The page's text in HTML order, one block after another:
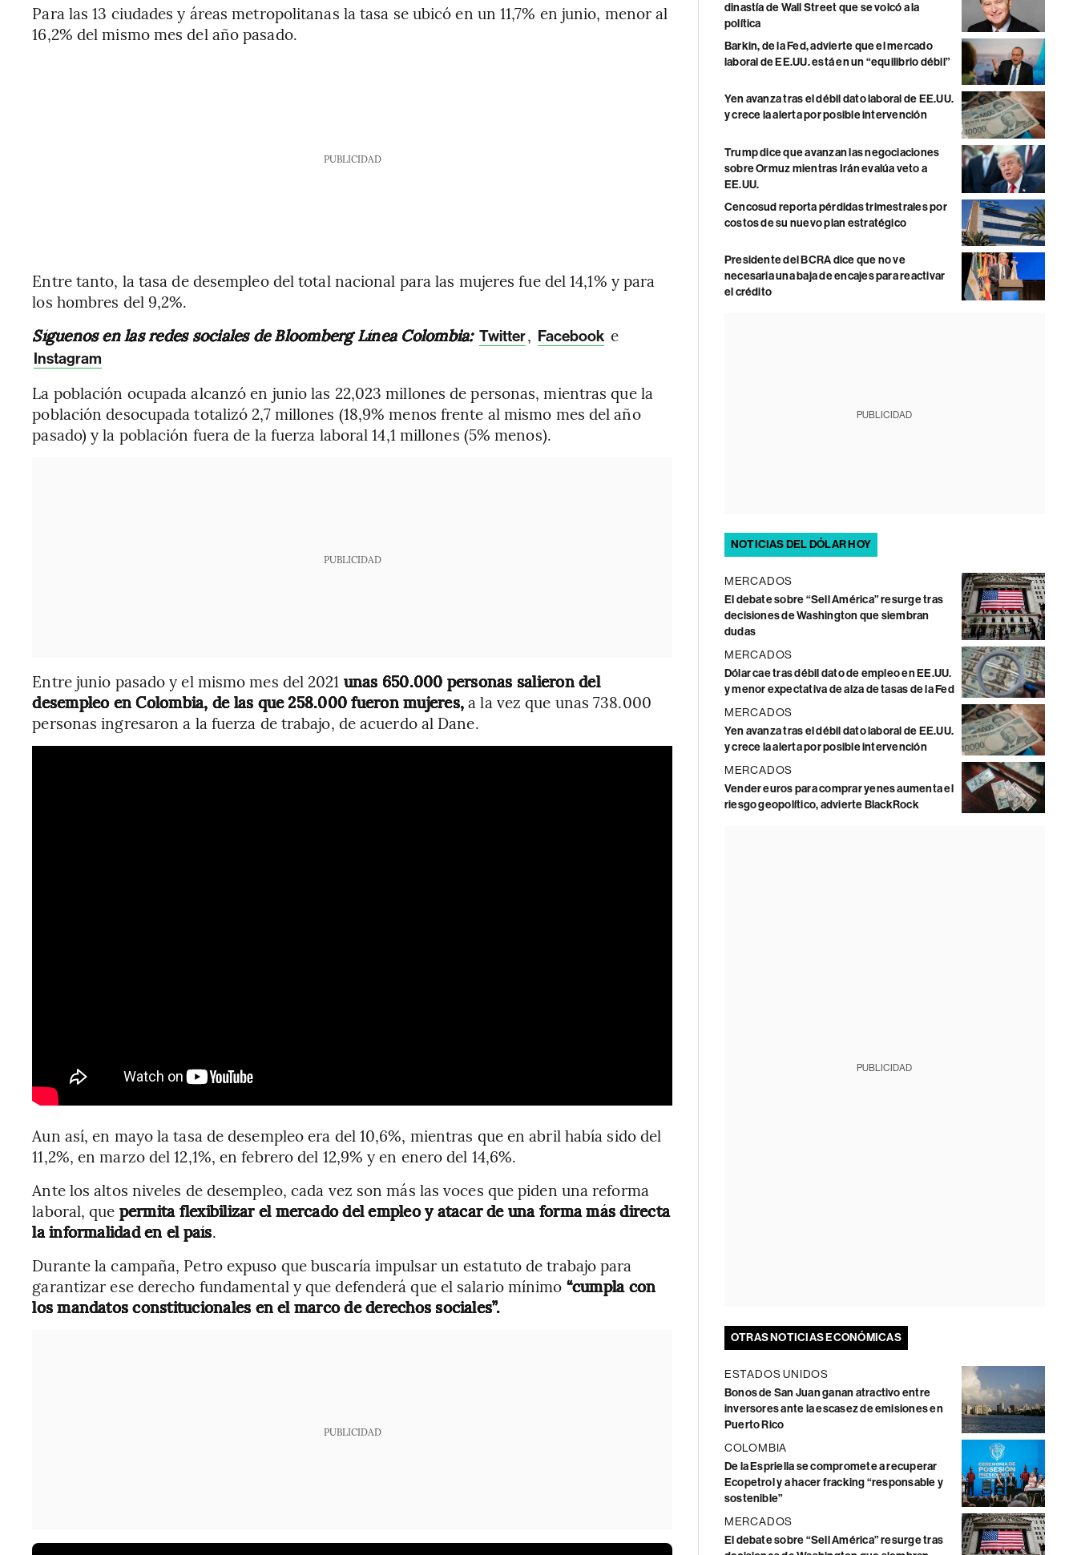
Para las 13 ciudades y áreas metropolitanas la tasa se ubicó en un 11,7% en junio, menor al
16,2% del mismo mes del año pasado.
PUBLICIDAD
Entre tanto, la tasa de desempleo del total nacional para las mujeres fue del 14,1% y para
los hombres del 9,2%.
Síguenos en las redes sociales de Bloomberg Línea Colombia: Twitter, Facebook e
Instagram
La población ocupada alcanzó en junio las 22,023 millones de personas, mientras que la
población desocupada totalizó 2,7 millones (18,9% menos frente al mismo mes del año
pasado) y la población fuera de la fuerza laboral 14,1 millones (5% menos).
PUBLICIDAD
Entre junio pasado y el mismo mes del 2021 unas 650.000 personas salieron del
desempleo en Colombia, de las que 258.000 fueron mujeres,a la vez que unas 738.000
personas ingresaron a la fuerza de trabajo, de acuerdo al Dane.
Aun así, en mayo la tasa de desempleo era del 10,6%, mientras que en abril había sido del
11,2%, en marzo del 12,1%, en febrero del 12,9% y en enero del 14,6%.
Ante los altos niveles de desempleo, cada vez son más las voces que piden una reforma
laboral, que permita flexibilizar el mercado del empleo y atacar de una forma más directa
la informalidad en el país.
Durante la campaña, Petro expuso que buscaría impulsar un estatuto de trabajo para
garantizar ese derecho fundamental y que defenderá que el salario mínimo “cumpla con
los mandatos constitucionales en el marco de derechos sociales”.
PUBLICIDAD
dinastía de Wall Street que se volcó a la
política
Barkin, de la Fed, advierte que el mercado
laboral de EE.UU. está en un “equilibrio débil”
Yen avanza tras el débil dato laboral de EE.UU.
y crece la alerta por posible intervención
Trump dice que avanzan las negociaciones
sobre Ormuz mientras Irán evalúa veto a
EE.UU.
Cencosud reporta pérdidas trimestrales por
costos de su nuevo plan estratégico
Presidente del BCRA dice que no ve
necesaria una baja de encajes para reactivar
el crédito
PUBLICIDAD
NOTICIAS DEL DÓLAR HOY
MERCADOS
El debate sobre “Sell América” resurge tras
decisiones de Washington que siembran
dudas
MERCADOS
Dólar cae tras débil dato de empleo en EE.UU.
y menor expectativa de alza de tasas de la Fed
MERCADOS
Yen avanza tras el débil dato laboral de EE.UU.
y crece la alerta por posible intervención
MERCADOS
Vender euros para comprar yenes aumenta el
riesgo geopolítico, advierte BlackRock
PUBLICIDAD
OTRAS NOTICIAS ECONÓMICAS
ESTADOS UNIDOS
Bonos de San Juan ganan atractivo entre
inversores ante la escasez de emisiones en
Puerto Rico
COLOMBIA
De la Espriella se compromete a recuperar
Ecopetrol y a hacer fracking “responsable y
sostenible”
MERCADOS
El debate sobre “Sell América” resurge tras